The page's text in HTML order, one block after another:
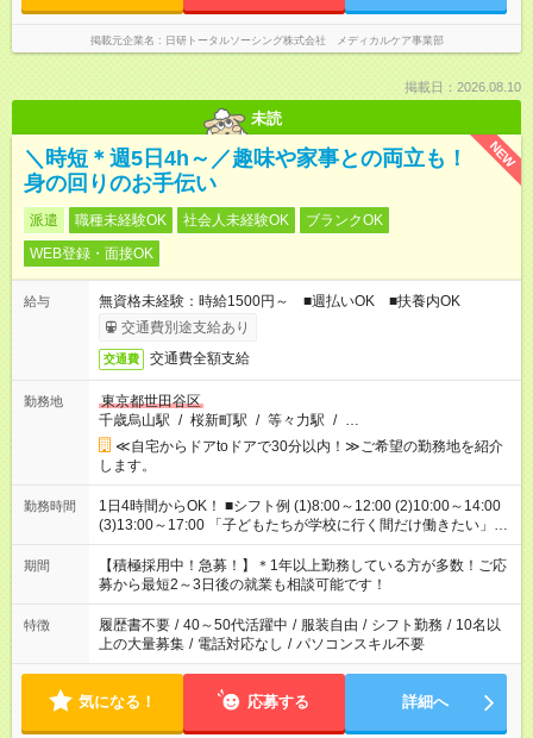
掲載元企業名 日研トータルソーシング株式会社 メディカルケア事業部
掲載日：2026.08.10
未読
NEW
＼時短＊週5日4h～／趣味や家事との両立も！
身の回りのお手伝い
派遣 職種未経験OK 社会人未経験OK
ブランクOK
WEB登録・面接OK
給与
無資格未経験：時給1500円～ ■週払いOK ■扶養内OK
交通費別途支給あり
交通費 交通費全額支給
勤務地
東京都世田谷区
千歳烏山駅 / 桜新町駅 / 等々力駅 / …
≪自宅からドアtoドアで30分以内！≫ご希望の勤務地を紹介
します。
勤務時間
1日4時間からOK！ ■シフト例 (1)8:00～12:00 (2)10:00～14:00
(3)13:00～17:00 「子どもたちが学校に行く間だけ働きたい」
「余裕を持って夕飯の準備がしたい」 「午前中は働いて、午後
はプライベートの時間にしたい」 など、ご希望を教えてくださ
いね。 ※Wワーク希望の方へ 今ご覧のお仕事で希望する勤務時
間と、もう1つのお仕事の勤務時間。 合計で週40時間を超える
場合は応募できません。
期間
【積極採用中！急募！】＊1年以上勤務している方が多数！ご応
募から最短2～3日後の就業も相談可能です！
特徴 履歴書不要 / 40～50代活躍中 / 服装自由 / シフト勤務 / 10名以
上の大量募集 / 電話対応なし / パソコンスキル不要
気になる！ 応募する 詳細へ